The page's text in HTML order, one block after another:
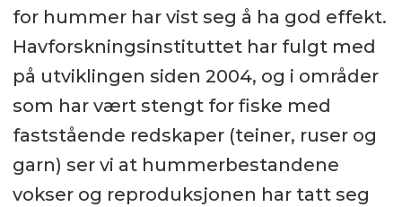
for hummer har vist seg å ha god effekt.
Havforskningsinstituttet har fulgt med
på utviklingen siden 2004, og i områder
som har vært stengt for fiske med
faststående redskaper (teiner, ruser og
garn) ser vi at hummerbestandene
vokser og reproduksjonen har tatt seg